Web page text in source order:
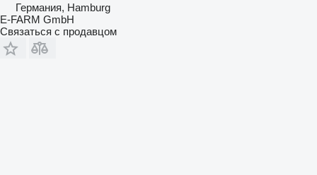
Германия, Hamburg
E-FARM GmbH
Связаться с продавцом